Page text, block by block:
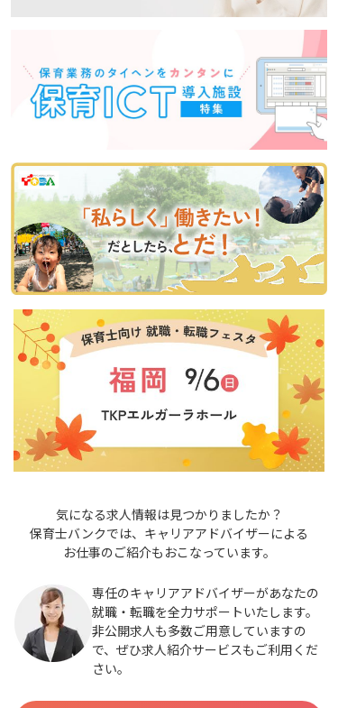
気になる求人情報は見つかりましたか？
保育士バンクでは、キャリアアドバイザーによる
お仕事のご紹介もおこなっています。
専任のキャリアアドバイザーがあなたの
就職・転職を全力サポートいたします。
非公開求人も多数ご用意していますの
で、ぜひ求人紹介サービスもご利用くだ
さい。